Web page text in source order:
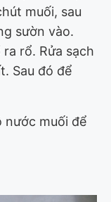
muối, sau
sườn vào.
rổ. Rửa sạch
Sau đó để
nước muối để